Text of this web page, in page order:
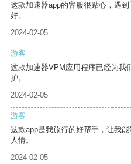
这款加速器app的客服很贴心，遇
好。
2024-02-05
游客
这款加速器VPM应用程序已经为我
护。
2024-02-05
游客
这款app是我旅行的好帮手，让我
人情。
2024-02-05